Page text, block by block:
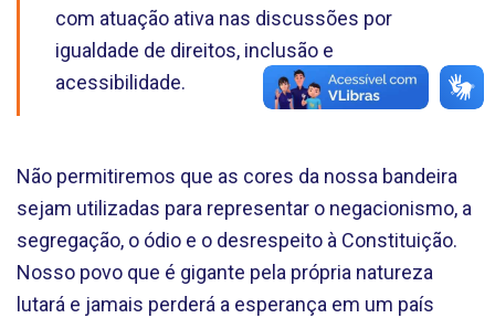
com atuação ativa nas discussões por
igualdade de direitos, inclusão e
acessibilidade.
Não permitiremos que as cores da nossa bandeira
sejam utilizadas para representar o negacionismo, a
segregação, o ódio e o desrespeito à Constituição.
Nosso povo que é gigante pela própria natureza
lutará e jamais perderá a esperança em um país